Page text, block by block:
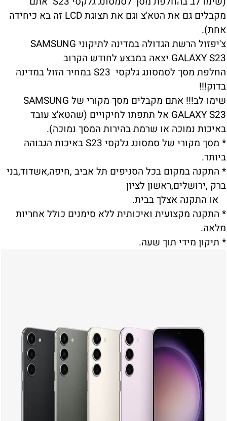
מקבלים גם את הטא'צ וגם את תצוגת LCD זה בא כיחידה
אחת).
צ'יפזול הרשת הגדולה במדינה לתיקוני SAMSUNG
GALAXY S23 יצאה במבצע לחודש הקרוב
החלפת מסך לסמסונג גלקסי S23 במחיר הזול במדינה
בדוק!!!
שימו לב!!! אתם מקבלים מסך מקורי של SAMSUNG
GALAXY S23 אל תתפתו לחיקויים (שהטא'צ עובד
באיכות נמוכה או שרמת בהירות המסך נמוכה).
* מסך מקורי של סמסונג גלקסי S23 באיכות הגבוהה
ביותר.
* התקנה במקום בכל הסניפים תל אביב ,חיפה,אשדוד,בני
ברק ,ירושלים,ראשון לציון
או התקנה אצלך בבית.
* התקנה מקצועית ואיכותית ללא סימנים כולל אחריות
מלאה.
* תיקון מידי תוך שעה.